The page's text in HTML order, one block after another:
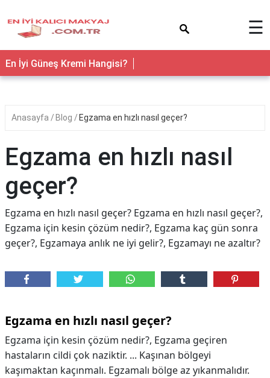
☰
En İyi Güneş Kremi Hangisi?
Anasayfa Blog Egzama en hızlı nasıl geçer?
Egzama en hızlı nasıl
geçer?
Egzama en hızlı nasıl geçer? Egzama en hızlı nasıl geçer?,
Egzama için kesin çözüm nedir?, Egzama kaç gün sonra
geçer?, Egzamaya anlık ne iyi gelir?, Egzamayı ne azaltır?
Egzama en hızlı nasıl geçer?
Egzama için kesin çözüm nedir?, Egzama geçiren
hastaların cildi çok naziktir. ... Kaşınan bölgeyi
kaşımaktan kaçınmalı. Egzamalı bölge az yıkanmalıdır.